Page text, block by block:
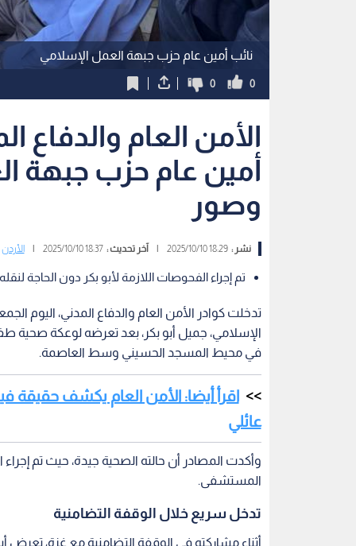
نائب أمين عام حزب جبهة العمل الإسلامي
0
0
الأمن العام والدفاع
أمين عام حزب جبهة
وصور
نشر :18:29 2025/10/10 آخر تحديث :18:37 2025/10/10 الأردن
تم إجراء الفحوصات اللازمة لأبو بكر دون الحاجة
تدخلت كوادر الأمن العام والدفاع المدني، اليوم
الإسلامي، جميل أبو بكر، بعد تعرضه لوعكة
في محيط المسجد الحسيني وسط العاصمة.
اقرأ أيضا: الأمن العام يكشف حقيقة
عائلي
وأكدت المصادر أن حالته الصحية جيدة، حيث تم
المستشفى.
تدخل سريع خلال الوقفة التضامنية
أثناء مشاركته في الوقفة التضامنية مع غزة،